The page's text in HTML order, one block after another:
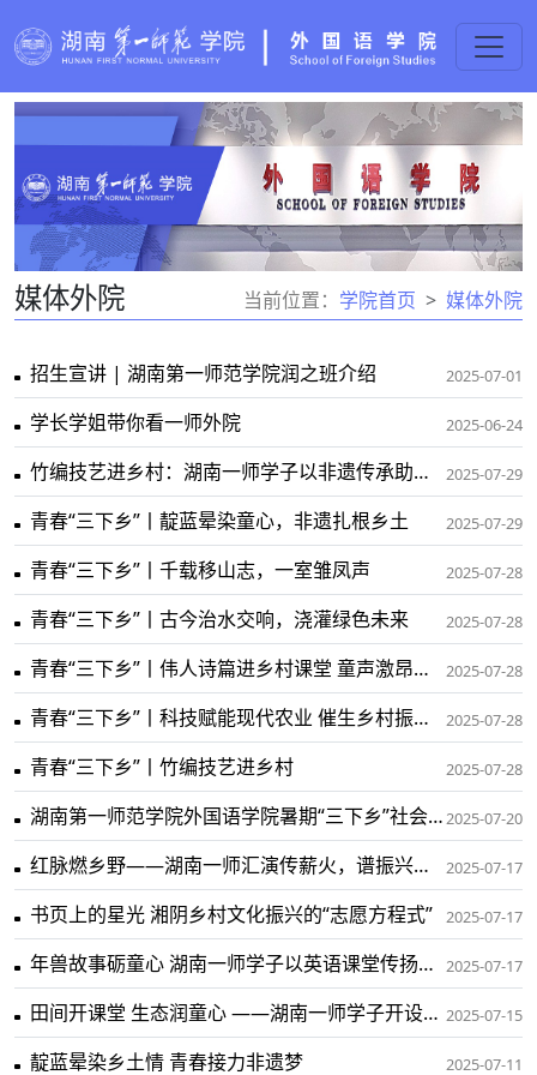
媒体外院 当前位置： 学院首页 媒体外院
招生宣讲 | 湖南第一师范学院润之班介绍 2025-07-01
学长学姐带你看一师外院 2025-06-24
竹编技艺进乡村：湖南一师学子以非遗传承助力乡村振兴 2025-07-29
青春“三下乡”丨靛蓝晕染童心，非遗扎根乡土 2025-07-29
青春“三下乡”丨千载移山志，一室雏凤声 2025-07-28
青春“三下乡”丨古今治水交响，浇灌绿色未来 2025-07-28
青春“三下乡”丨伟人诗篇进乡村课堂 童声激昂诵壮志豪情 2025-07-28
青春“三下乡”丨科技赋能现代农业 催生乡村振兴新动能 2025-07-28
青春“三下乡”丨竹编技艺进乡村 2025-07-28
湖南第一师范学院外国语学院暑期“三下乡”社会实践活动座谈会举行 2025-07-20
红脉燃乡野——湖南一师汇演传薪火，谱振兴新篇 2025-07-17
书页上的星光 湘阴乡村文化振兴的“志愿方程式” 2025-07-17
年兽故事砺童心 湖南一师学子以英语课堂传扬年俗文化 2025-07-17
田间开课堂 生态润童心 ——湖南一师学子开设农田生态课 2025-07-15
靛蓝晕染乡土情 青春接力非遗梦 2025-07-11